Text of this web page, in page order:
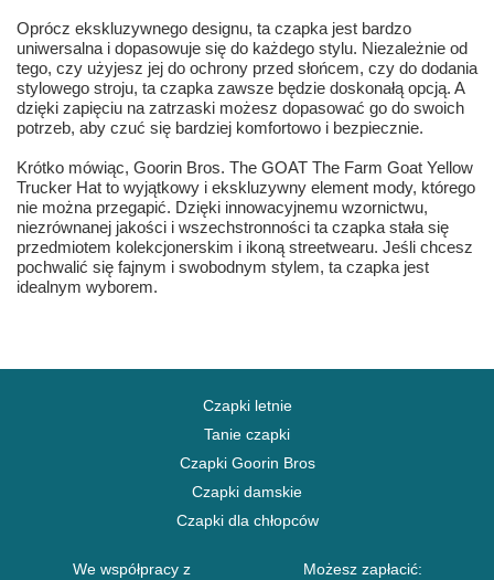
Oprócz ekskluzywnego designu, ta czapka jest bardzo
uniwersalna i dopasowuje się do każdego stylu. Niezależnie od
tego, czy użyjesz jej do ochrony przed słońcem, czy do dodania
stylowego stroju, ta czapka zawsze będzie doskonałą opcją. A
dzięki zapięciu na zatrzaski możesz dopasować go do swoich
potrzeb, aby czuć się bardziej komfortowo i bezpiecznie.
Krótko mówiąc, Goorin Bros. The GOAT The Farm Goat Yellow
Trucker Hat to wyjątkowy i ekskluzywny element mody, którego
nie można przegapić. Dzięki innowacyjnemu wzornictwu,
niezrównanej jakości i wszechstronności ta czapka stała się
przedmiotem kolekcjonerskim i ikoną streetwearu. Jeśli chcesz
pochwalić się fajnym i swobodnym stylem, ta czapka jest
idealnym wyborem.
Czapki letnie
Tanie czapki
Czapki Goorin Bros
Czapki damskie
Czapki dla chłopców
We współpracy z
Możesz zapłacić: